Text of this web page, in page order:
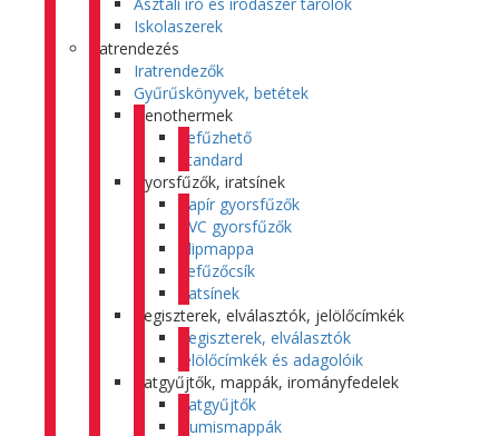
Iskolaszerek
Iratrendezés
Iratrendezők
Gyűrűskönyvek, betétek
Genothermek
Lefűzhető
Standard
Gyorsfűzők, iratsínek
Papír gyorsfűzők
PVC gyorsfűzők
Klipmappa
Lefűzőcsík
Iratsínek
Regiszterek, elválasztók, jelölőcímkék
Regiszterek, elválasztók
Jelölőcímkék és adagolóik
Iratgyűjtők, mappák, irományfedelek
Iratgyűjtők
Gumismappák